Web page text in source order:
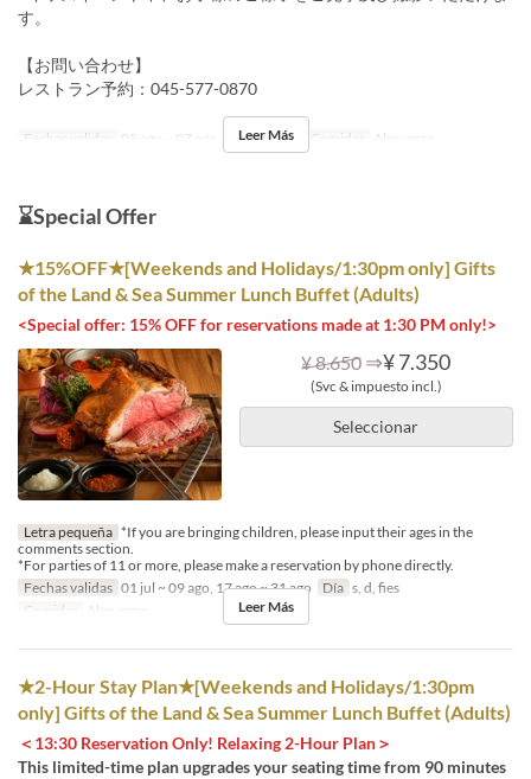
す。
【お問い合わせ】
レストラン予約：045-577-0870
Fechas validas 05 ago ~ 07 ago Día me, j, v Comidas Almuerzo
Leer Más
⌛Special Offer
★15%OFF★[Weekends and Holidays/1:30pm only] Gifts
of the Land & Sea Summer Lunch Buffet (Adults)
<Special offer: 15% OFF for reservations made at 1:30 PM only!>
¥ 8.650 ⇒¥ 7.350
(Svc & impuesto incl.)
Seleccionar
Letra pequeña *If you are bringing children, please input their ages in the
comments section.
*For parties of 11 or more, please make a reservation by phone directly.
Fechas validas 01 jul ~ 09 ago, 17 ago ~ 31 ago Día s, d, fies
Comidas
Almuerzo Leer Más
★2-Hour Stay Plan★[Weekends and Holidays/1:30pm
only] Gifts of the Land & Sea Summer Lunch Buffet (Adults)
＜13:30 Reservation Only! Relaxing 2-Hour Plan＞
This limited-time plan upgrades your seating time from 90 minutes